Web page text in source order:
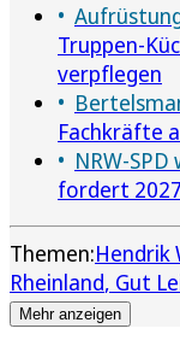
Truppen-
verpflegen
Fachkräfte
NRW-
fordert
Themen:Hendrik
Rheinland Gut
Mehr anzeigen